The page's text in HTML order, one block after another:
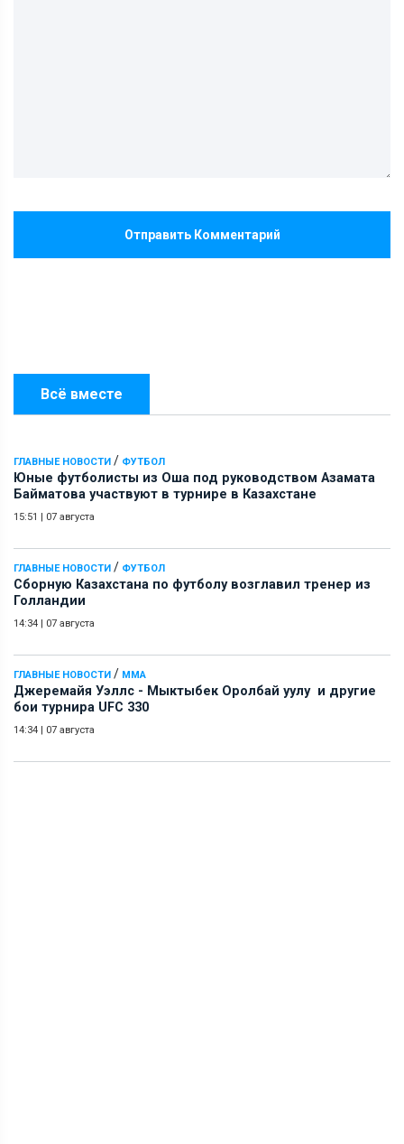
Всё вместе
ГЛАВНЫЕ НОВОСТИ / ФУТБОЛ
Юные футболисты из Оша под руководством Азамата
Байматова участвуют в турнире в Казахстане
15:51 | 07 августа
ГЛАВНЫЕ НОВОСТИ / ФУТБОЛ
Сборную Казахстана по футболу возглавил тренер из
Голландии
14:34 | 07 августа
ГЛАВНЫЕ НОВОСТИ / ММА
Джеремайя Уэллс - Мыктыбек Оролбай уулу и другие
бои турнира UFC 330
14:34 | 07 августа
Отправить Комментарий